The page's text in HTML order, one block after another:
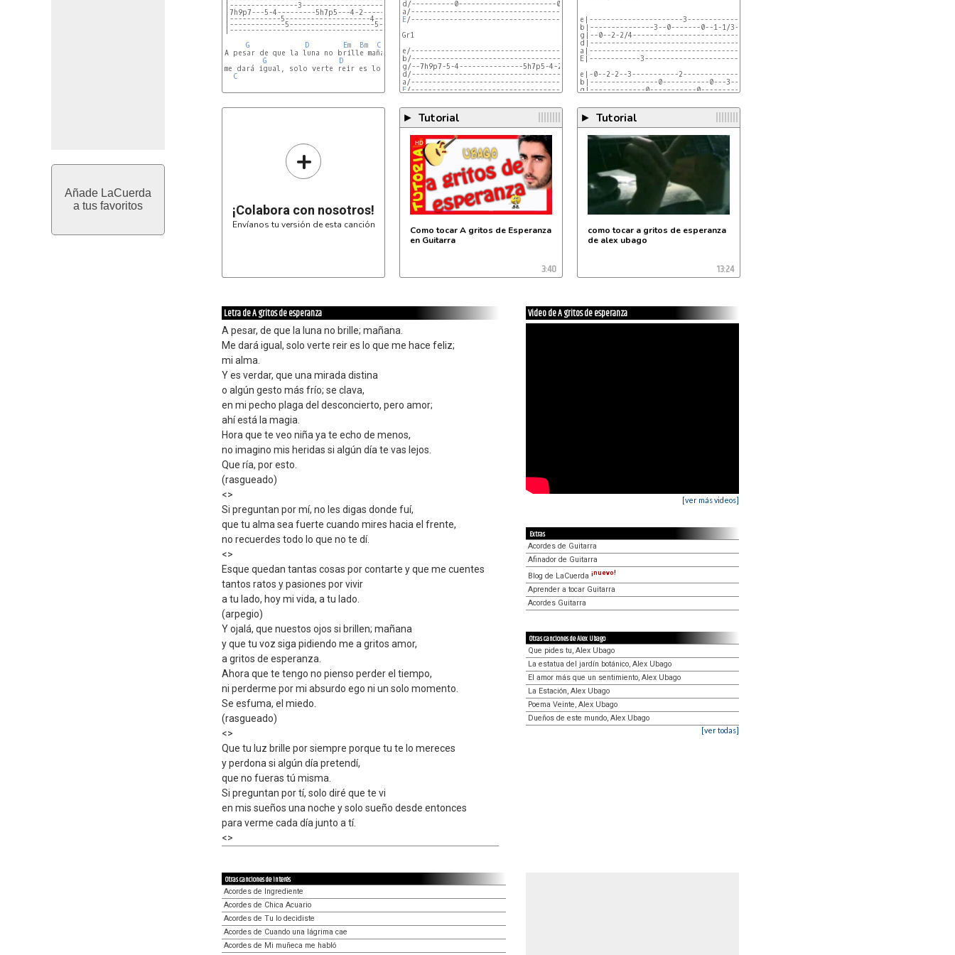
Añade LaCuerda
a tus favoritos
|----------------3--------------------3-------------3---1-------3---------|
|------------5--------------------4-------------0---0---2---4---4-----2---|
|-------------5--------------------5------------2-----------5---------3---|
|-------------------------------------------------------------------------|
G
D Em Bm
C
A pesar de que la luna no brille mañana,
G
D Em
Bm
me dará igual, solo verte reir es lo que me hace feliz,
C
d/----------0-----------------------0----------------------2--------4--------2-------------
E/-----------------------------------------------------------------------------------------
Gr1
e/--------------------------------------------------------------------------------------
b/--------------------------------------------------------------------------------------
g/--7h9p7-5-4---------------5h7p5-4-2--------------0---2---4---2---0--------------------
d/---------------------------------------------------------------------4---4--5--2------
E/--------------------------------------------------------------------------------------
e|----------------------3-----------------2--------
b|---------------3--0-------0--1-1/3------------3--
g|--0--2-2/4---------------------------------2-----
d|-------------------------------------0-----------
a|-------------------------------------------------
E|------------3------------------------------------
e|-0--2-2--3-----------2------------------0-0------
b|----------------0-----------0---3--3-------------
g|-------------0-----------0-----------------------
+
¡Colabora con nosotros!
Envíanos tu versión de esta canción
► Tutorial
HD
Como tocar A gritos de Esperanza
en Guitarra
3:40
► Tutorial
como tocar a gritos de esperanza
de alex ubago
13:24
Letra de A gritos de esperanza
A pesar, de que la luna no brille; mañana.
Me dará igual, solo verte reir es lo que me hace feliz;
mi alma.
Y es verdar, que una mirada distina
o algún gesto más frío; se clava,
en mi pecho plaga del desconcierto, pero amor;
ahí está la magia.
Hora que te veo niña ya te echo de menos,
no imagino mis heridas si algún día te vas lejos.
Que ría, por esto.
(rasgueado)
<>
Si preguntan por mí, no les digas donde fuí,
que tu alma sea fuerte cuando mires hacia el frente,
no recuerdes todo lo que no te dí.
<>
Esque quedan tantas cosas por contarte y que me cuentes
tantos ratos y pasiones por vivir
a tu lado, hoy mi vida, a tu lado.
(arpegio)
Y ojalá, que nuestos ojos si brillen; mañana
y que tu voz siga pidiendo me a gritos amor,
a gritos de esperanza.
Ahora que te tengo no pienso perder el tiempo,
ni perderme por mi absurdo ego ni un solo momento.
Se esfuma, el miedo.
(rasgueado)
<>
Que tu luz brille por siempre porque tu te lo mereces
y perdona si algún día pretendí,
que no fueras tú misma.
Si preguntan por tí, solo diré que te vi
en mis sueños una noche y solo sueño desde entonces
para verme cada día junto a tí.
<>
Video de A gritos de esperanza
[ver más videos]
Extras
Acordes de Guitarra
Afinador de Guitarra
Blog de LaCuerda ¡nuevo!
Aprender a tocar Guitarra
Acordes Guitarra
Otras canciones de Alex Ubago
Que pides tu, Alex Ubago
La estatua del jardín botánico, Alex Ubago
El amor más que un sentimiento, Alex Ubago
La Estación, Alex Ubago
Poema Veinte, Alex Ubago
Dueños de este mundo, Alex Ubago
[ver todas]
Otras canciones de interés
Acordes de Ingrediente
Acordes de Chica Acuario
Acordes de Tu lo decidiste
Acordes de Cuando una lágrima cae
Acordes de Mi muñeca me habló